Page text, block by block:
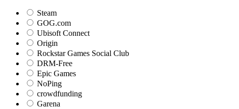
Steam
GOG.com
Ubisoft Connect
Origin
Rockstar Games Social Club
DRM-Free
Epic Games
NoPing
crowdfunding
Garena